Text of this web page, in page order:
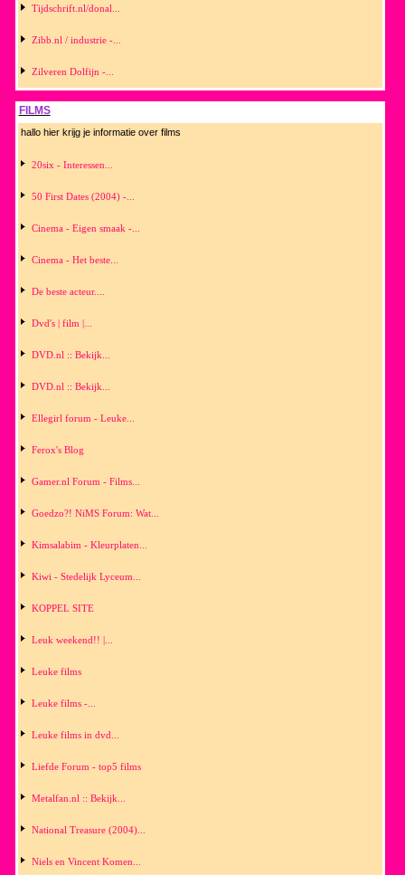
Tijdschrift.nl/donal...
Zibb.nl / industrie -...
Zilveren Dolfijn -...
FILMS
hallo hier krijg je informatie over films
20six - Interessen...
50 First Dates (2004) -...
Cinema - Eigen smaak -...
Cinema - Het beste...
De beste acteur....
Dvd's | film |...
DVD.nl :: Bekijk...
DVD.nl :: Bekijk...
Ellegirl forum - Leuke...
Ferox's Blog
Gamer.nl Forum - Films...
Goedzo?! NiMS Forum: Wat...
Kimsalabim - Kleurplaten...
Kiwi - Stedelijk Lyceum...
KOPPEL SITE
Leuk weekend!! |...
Leuke films
Leuke films -...
Leuke films in dvd...
Liefde Forum - top5 films
Metalfan.nl :: Bekijk...
National Treasure (2004)...
Niels en Vincent Komen...